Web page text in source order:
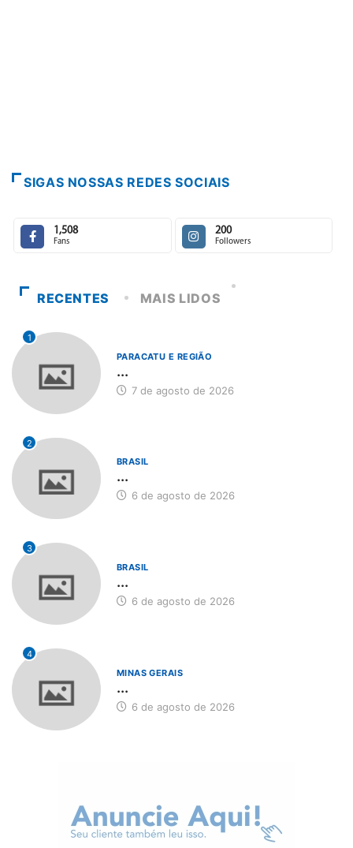
SIGAS NOSSAS REDES SOCIAIS
1,508
Fans
200
Followers
RECENTES MAIS LIDOS
1
PARACATU E REGIÃO
...
7 de agosto de 2026
2
BRASIL
...
6 de agosto de 2026
3
BRASIL
...
6 de agosto de 2026
4
MINAS GERAIS
...
6 de agosto de 2026